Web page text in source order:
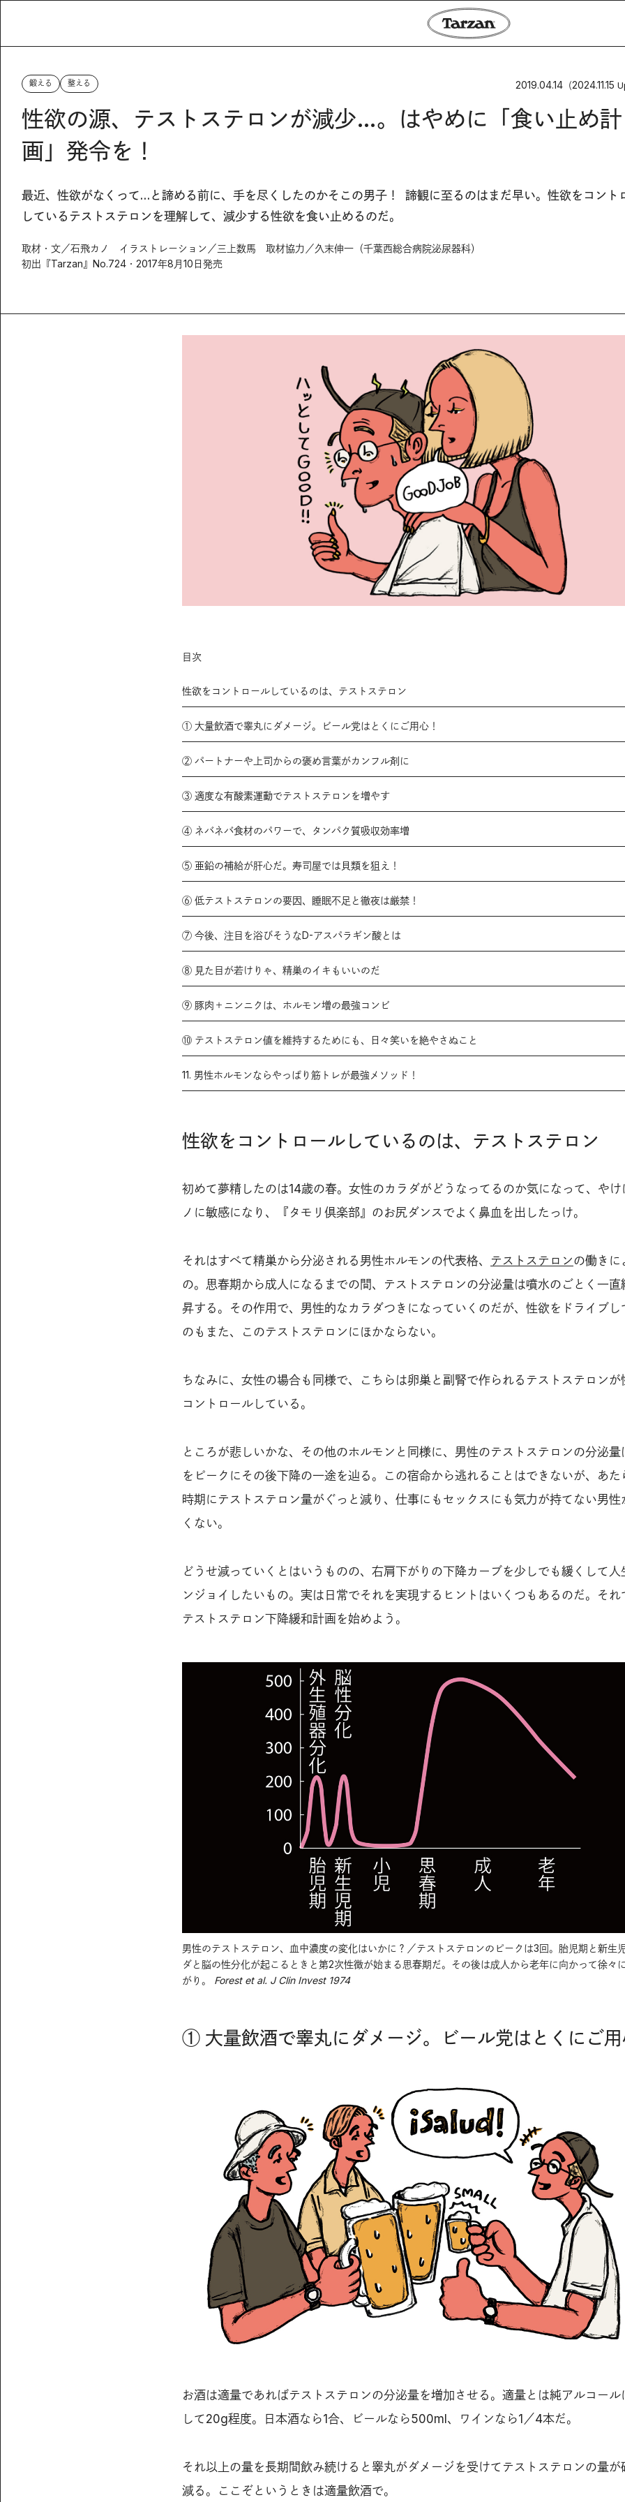
鍛える 整える 2019.04.14 （2024.11.15
性欲の源、テストステロンが減少…。はやめに「食い止め計
画」発令を！
最近、性欲がなくって…と諦める前に、手を尽くしたのかそこの男子！ 諦観に至るのはまだ早い。性欲をコント
しているテストステロンを理解して、減少する性欲を食い止めるのだ。
取材・文／石飛カノ イラストレーション／三上数馬 取材協力／久末伸一（千葉西総合病院泌尿器科）
初出『Tarzan』No.724・2017年8月10日発売
目次
性欲をコントロールしているのは、テストステロン
① 大量飲酒で睾丸にダメージ。ビール党はとくにご用心！
② パートナーや上司からの褒め言葉がカンフル剤に
③ 適度な有酸素運動でテストステロンを増やす
④ ネバネバ食材のパワーで、タンパク質吸収効率増
⑤ 亜鉛の補給が肝心だ。寿司屋では貝類を狙え！
⑥ 低テストステロンの要因、睡眠不足と徹夜は厳禁！
⑦ 今後、注目を浴びそうなD-アスパラギン酸とは
⑧ 見た目が若けりゃ、精巣のイキもいいのだ
⑨ 豚肉＋ニンニクは、ホルモン増の最強コンビ
⑩ テストステロン値を維持するためにも、日々笑いを絶やさぬこと
11. 男性ホルモンならやっぱり筋トレが最強メソッド！
性欲をコントロールしているのは、テストステロン
初めて夢精したのは14歳の春。女性のカラダがどうなってるのか気になって、やけ
ノに敏感になり、『タモリ倶楽部』のお尻ダンスでよく鼻血を出したっけ。
それはすべて精巣から分泌される男性ホルモンの代表格、 テストステロンの働きに
の。思春期から成人になるまでの間、テストステロンの分泌量は噴水のごとく一直
昇する。その作用で、男性的なカラダつきになっていくのだが、性欲をドライブし
のもまた、このテストステロンにほかならない。
ちなみに、女性の場合も同様で、こちらは卵巣と副腎で作られるテストステロンが
コントロールしている。
ところが悲しいかな、その他のホルモンと同様に、男性のテストステロンの分泌
をピークにその後下降の一途を辿る。この宿命から逃れることはできないが、あた
時期にテストステロン量がぐっと減り、仕事にもセックスにも気力が持てない男性
くない。
どうせ減っていくとはいうものの、右肩下がりの下降カーブを少しでも緩くして人
ンジョイしたいもの。実は日常でそれを実現するヒントはいくつもあるのだ。それ
テストステロン下降緩和計画を始めよう。
男性のテストステロン、血中濃度の変化はいかに？／テストステロンのピークは3回。胎児期と新生
ダと脳の性分化が起こるときと第2次性徴が始まる思春期だ。その後は成人から老年に向かって徐々
がり。
Forest et al. J Clin Invest 1974
① 大量飲酒で睾丸にダメージ。ビール党はとくにご
お酒は適量であればテストステロンの分泌量を増加させる。適量とは純アルコール
して20g程度。日本酒なら1合、ビールなら500ml、ワインなら1／4本だ。
それ以上の量を長期間飲み続けると睾丸がダメージを受けてテストステロンの量が
減る。ここぞというときは適量飲酒で。